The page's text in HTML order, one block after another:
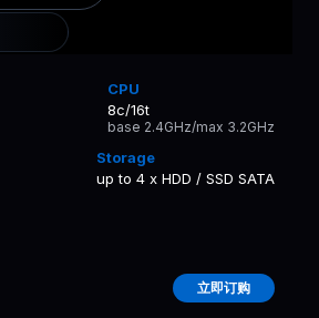
8c/16t
base 2.4GHz/max 3.2GHz
up to 4 x HDD / SSD SATA
立即订购